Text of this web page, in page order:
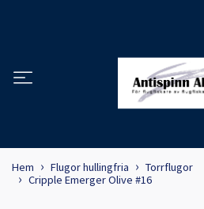
Hem Flugor hullingfria
Torrflugor
Cripple Emerger Olive #16